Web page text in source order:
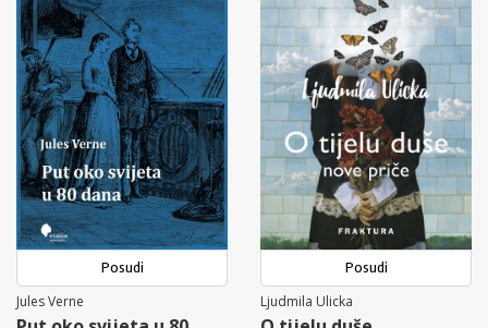
Posudi
Jules Verne
Posudi
Ljudmila Ulicka